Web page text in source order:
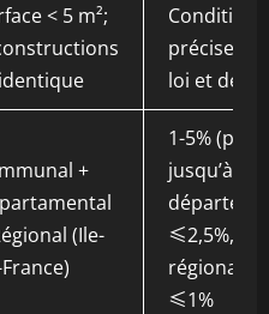
< 5 m²;
Conditions
précises
loi et
+
(Ile-
1-5%
jusqu’à
≤2,5%,
régional
≤1%